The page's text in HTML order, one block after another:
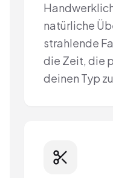
natürliche
strahlende
die Zeit, die
deinen Typ